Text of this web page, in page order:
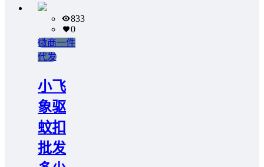
833
0
微商一件
代发
小飞
象驱
蚊扣
批发